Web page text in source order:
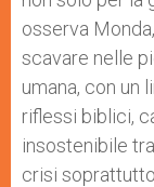
osserva
scavare nelle
umana, con un
riflessi biblici,
insostenibile
crisi